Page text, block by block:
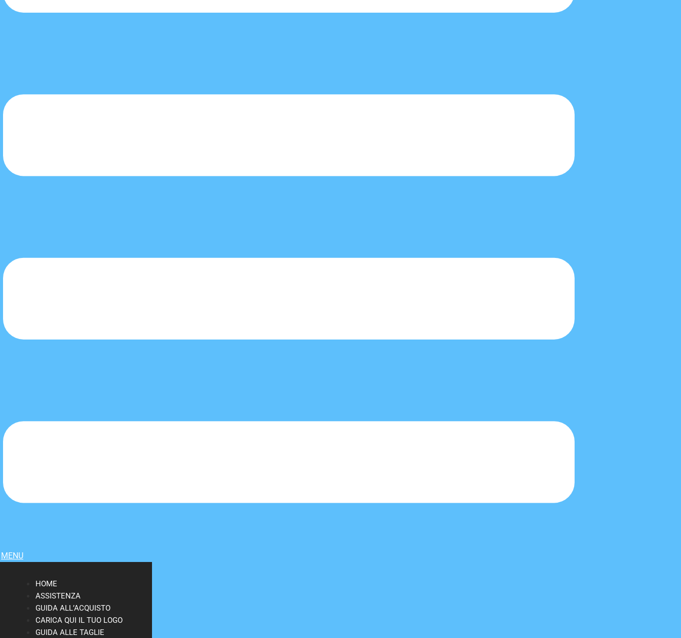
MENU
HOME
ASSISTENZA
GUIDA ALL’ACQUISTO
CARICA QUI IL TUO LOGO
GUIDA ALLE TAGLIE